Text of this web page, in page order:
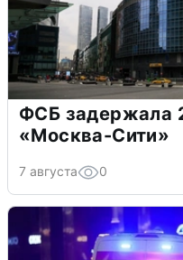
ФСБ задержала
«Москва-Сити»
7 августа 0